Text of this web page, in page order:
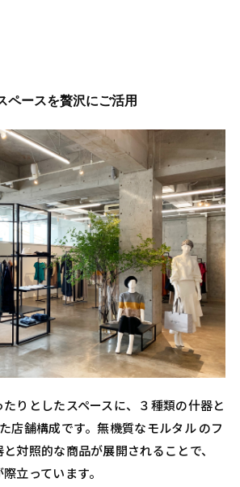
ペースを贅沢にご活用
りとしたスペースに、３種類の什器と
店舗構成です。無機質なモルタル のフ
対照的な商品が展開されることで、
立っています。